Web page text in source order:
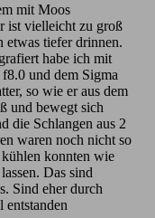
mit Moos
ist vielleicht zu groß
etwas tiefer drinnen.
habe ich mit
und dem Sigma
so wie er aus dem
und bewegt sich
die Schlangen aus 2
waren noch nicht so
konnten wie
Das sind
Sind eher durch
entstanden